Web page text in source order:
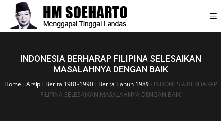
INDONESIA BERHARAP FILIPINA SELESAIKAN
MASALAHNYA DENGAN BAlK
Home › Arsip› Berita 1981-1990› Berita Tahun 1989› INDONESIA BERHARAP
FILIPINA SELESAIKAN MASALAHNYA DENGAN BAlK